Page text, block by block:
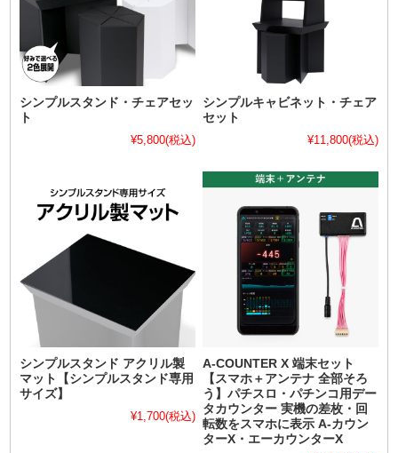
シンプルスタンド・チェアセッ
ト
¥5,800(税込)
シンプルキャビネット・チェア
セット
¥11,800(税込)
シンプルスタンド アクリル製
マット【シンプルスタンド専用
サイズ】
¥1,700(税込)
A-COUNTER X 端末セット
【スマホ＋アンテナ 全部そろ
う】パチスロ・パチンコ用デー
タカウンター 実機の差枚・回
転数をスマホに表示 A-カウン
ターX・エーカウンターX